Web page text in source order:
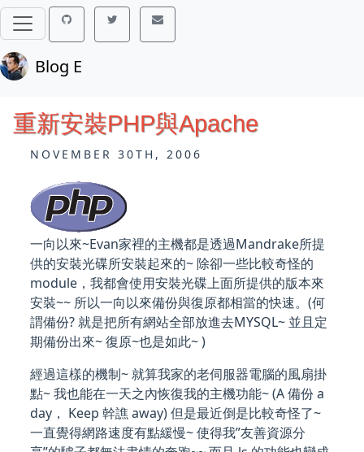
Blog E
重新安裝PHP與Apache
NOVEMBER 30TH, 2006
一向以來~Evan家裡的主機都是透過Mandrake所提
供的安裝光碟所安裝起來的~ 除卻一些比較奇怪的
module，我都會使用安裝光碟上面所提供的版本來
安裝~~ 所以一向以來備份與復原都相當的快速。(何
謂備份? 就是把所有網站全部放進去MYSQL~ 並且定
期備份出來~ 復原~也是如此~ )
經過這樣的機制~ 就算我家的老伺服器電腦的風扇掛
點~ 我也能在一天之內恢復我的主機功能~ (A 備份 a
day， Keep 幹譙 away) 但是最近倒是比較奇怪了~
一直覺得網路速度有點緩慢~ 使得我”友善資源分